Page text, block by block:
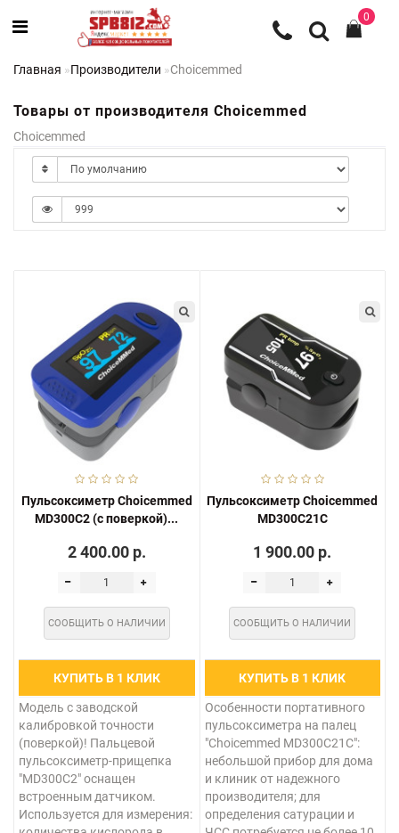
0
Главная Производители Choicemmed
Товары от производителя Choicemmed
Choicemmed
Пульсоксиметр Choicemmed
MD300C2 (с поверкой)...
2 400.00 р.
СООБЩИТЬ О НАЛИЧИИ
КУПИТЬ В 1 КЛИК
Модель с заводской
калибровкой точности
(поверкой)! Пальцевой
пульсоксиметр-прищепка
"MD300C2" оснащен
встроенным датчиком.
Используется для измерения:
Пульсоксиметр Choicemmed
MD300C21C
1 900.00 р.
СООБЩИТЬ О НАЛИЧИИ
КУПИТЬ В 1 КЛИК
Особенности портативного
пульсоксиметра на палец
"Choicemmed MD300C21C":
небольшой прибор для дома
и клиник от надежного
производителя; для
определения сатурации и